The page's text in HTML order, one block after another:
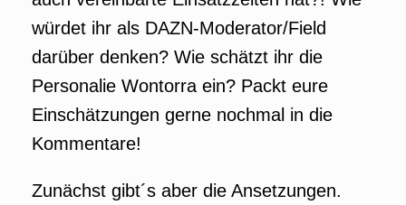
würdet ihr als DAZN-Moderator/Field
darüber denken? Wie schätzt ihr die
Personalie Wontorra ein? Packt eure
Einschätzungen gerne nochmal in die
Kommentare!
Zunächst gibt´s aber die Ansetzungen.